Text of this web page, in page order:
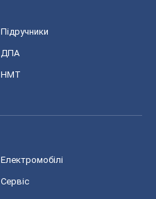
Підручники
ДПА
НМТ
Електромобілі
Сервіс